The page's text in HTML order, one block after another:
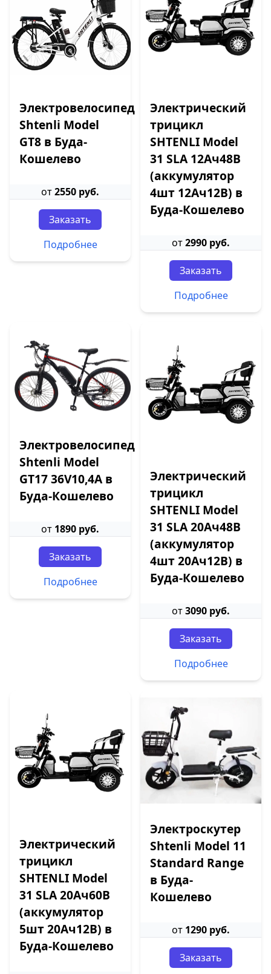
Электровелосипед
Shtenli Model
GT8 в Буда-
Кошелево
от2550 руб.
Заказать
Подробнее
Электрический
трицикл
SHTENLI Model
31 SLA 12Ач48В
(аккумулятор
4шт 12Ач12В) в
Буда-Кошелево
от2990 руб.
Заказать
Подробнее
Электровелосипед
Shtenli Model
GT17 36V10,4А в
Буда-Кошелево
от 1890 руб.
Заказать
Подробнее
Электрический
трицикл
SHTENLI Model
31 SLA 20Ач48В
(аккумулятор
4шт 20Ач12В) в
Буда-Кошелево
от3090 руб.
Заказать
Подробнее
Электрический
трицикл
SHTENLI Model
31 SLA 20Ач60В
(аккумулятор
5шт 20Ач12В) в
Буда-Кошелево
Электроскутер
Shtenli Model 11
Standard Range
в Буда-
Кошелево
от 1290 руб.
Заказать